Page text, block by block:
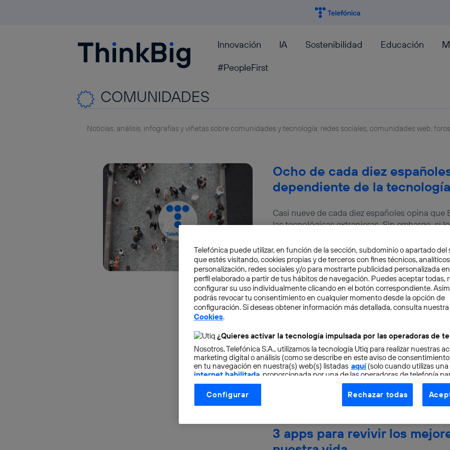
Blogthinkbig.com Innovación IA Sostenibilidad Educación
#PeopleFirst
COMUNIDADES
Noticias, análisis, infografías y viñetas sobre comunidades y tecnología: redes sociales, comunidades web,
Ocho de cada diez
dependiente de la
Casi nueve de cada diez españoles opina
las tecnológicas extranjeras. Sin embargo, si
Raquel Roca Cabades
Un aula en tu móvil:
ayudarán a estudiar
Desde clases de apoyo y talleres online
dispositivos móviles y la web ofrecen una
3 apps para revivir los
Telefónica puede utilizar, en función de la sección, subdominio o apartado del
que estés visitando, cookies propias y de terceros con fines técnicos,
personalización, redes sociales y/o para mostrarte publicidad personalizada
perfil elaborado a partir de tus hábitos de navegación. Puedes aceptar todas,
configurar su uso individualmente clicando en el botón correspondiente.
podrás revocar tu consentimiento en cualquier momento desde la opción de
configuración. Si deseas obtener información más detallada, consulta nuestra
Cookies.
¿Quieres activar la tecnología impulsada por las operadoras de
Nosotros, Telefónica S.A., utilizamos la tecnología Utiq para realizar nuestras
marketing digital o análisis (como se describe en este aviso de
en tu navegación en nuestra(s) web(s) listadas aquí(solo cuando utilizas una
internet habilitada , proporcionada por una de las operadoras de telefonía
otorgas tu consentimiento en cada página web).
La tecnología Utiq está diseñada con la privacidad como prioridad
control.
utilizando tu dirección IP y otra información de la cuenta de cliente de
vinculada a la conexión que utilizas (p. ej., número de teléfono móvil).
Configurar Rechazar todas